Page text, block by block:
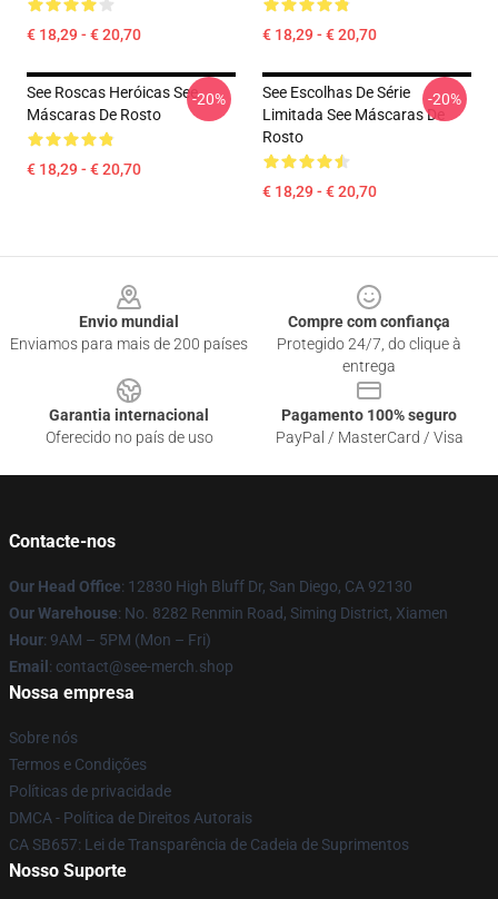
€ 18,29 - € 20,70 € 18,29 - € 20,70
See Roscas Heróicas See
Máscaras De Rosto
€ 18,29 - € 20,70
-20%
See Escolhas De Série
Limitada See Máscaras De
Rosto
€ 18,29 - € 20,70
-20%
Envio mundial
Enviamos para mais de 200 países
Compre com confiança
Protegido 24/7, do clique à
entrega
Garantia internacional
Oferecido no país de uso
Pagamento 100% seguro
PayPal / MasterCard / Visa
Contacte-nos
Our Head Office: 12830 High Bluff Dr, San Diego, CA 92130
Our Warehouse: No. 8282 Renmin Road, Siming District, Xiamen
Hour: 9AM – 5PM (Mon – Fri)
Email : contact@see-merch.shop
Nossa empresa
Sobre nós
Termos e Condições
Políticas de privacidade
DMCA - Política de Direitos Autorais
CA SB657: Lei de Transparência de Cadeia de Suprimentos
Nosso Suporte